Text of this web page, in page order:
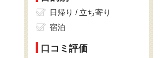
日帰り / 立ち寄り
宿泊
口コミ評価